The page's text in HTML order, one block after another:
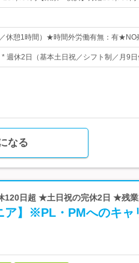
休憩1時間）★時間外労働有無：有
週休2日（基本土日祝／シフト制／月9
なる
120日超 ★土日祝の完休2日 ★残
ア】※PL・PMへのキャ